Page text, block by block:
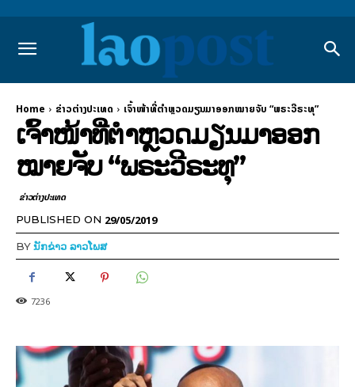
Home ຂ່າວຕ່າງປະເທດ ເຈົ້າໜ້າທີ່ຕຳຫຼວດມຽນມາອອກໝາຍຈັບ “ພຣະວີຣະທຸ”
ເຈົ້າໜ້າທີ່ຕຳຫຼວດມຽນມາອອກ
ໝາຍຈັບ “ພຣະວີຣະທຸ”
ຂ່າວຕ່າງປະເທດ
PUBLISHED ON 29/05/2019
BYນັກຂ່າວ ລາວໂພສ
7236